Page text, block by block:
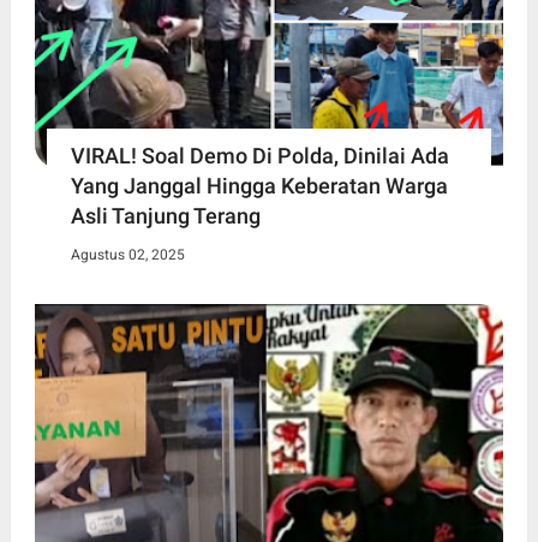
VIRAL! Soal Demo Di Polda, Dinilai Ada
Yang Janggal Hingga Keberatan Warga
Asli Tanjung Terang
Agustus 02, 2025